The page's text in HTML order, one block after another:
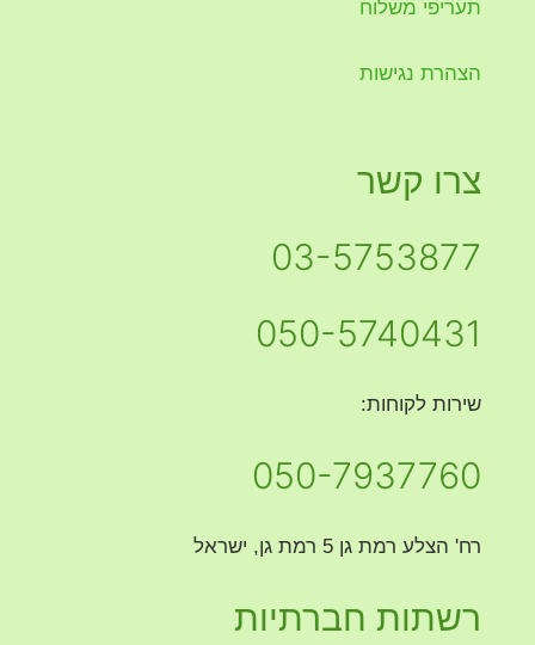
תעריפי משלוח
הצהרת נגישות
צרו קשר
03-5753877
050-5740431
שירות לקוחות:
050-7937760
רח' הצלע רמת גן 5 רמת גן, ישראל
רשתות חברתיות